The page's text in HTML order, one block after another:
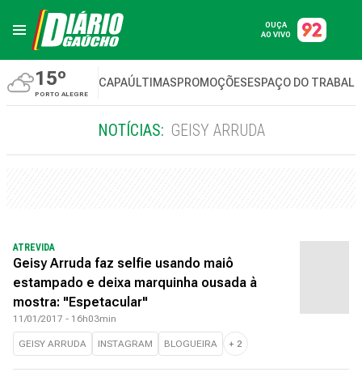
OUÇA
AO VIVO
15º
PORTO ALEGRE
CAPAÚLTIMASPROMOÇÕESESPAÇO DO
NOTÍCIAS: GEISY ARRUDA
ATREVIDA
Geisy Arruda faz selfie usando maiô
estampado e deixa marquinha ousada à
mostra: "Espetacular"
11/01/2017 - 16h03min
GEISY ARRUDA INSTAGRAM BLOGUEIRA + 2